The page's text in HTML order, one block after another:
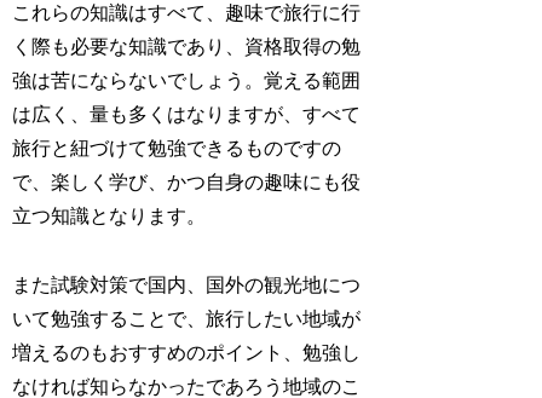
これらの知識はすべて、趣味で旅行に行
く際も必要な知識であり、資格取得の勉
強は苦にならないでしょう。覚える範囲
は広く、量も多くはなりますが、すべて
旅行と紐づけて勉強できるものですの
で、楽しく学び、かつ自身の趣味にも役
立つ知識となります。
また試験対策で国内、国外の観光地につ
いて勉強することで、旅行したい地域が
増えるのもおすすめのポイント、勉強し
なければ知らなかったであろう地域のこ